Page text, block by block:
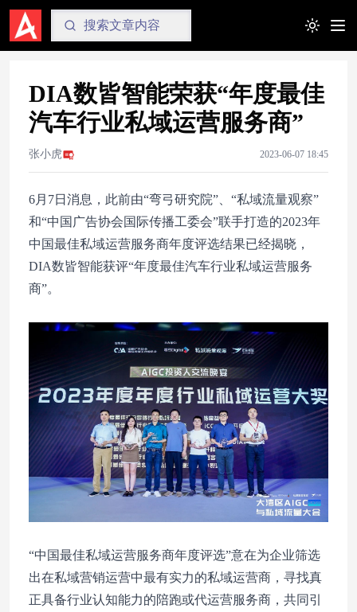
Toggle
DIA数皆智能荣获“年度最佳
汽车行业私域运营服务商”
张小虎 2023-06-07 18:45
6月7日消息，此前由“弯弓研究院”、“私域流量观察”
和“中国广告协会国际传播工委会”联手打造的2023年
中国最佳私域运营服务商年度评选结果已经揭晓，
DIA数皆智能获评“年度最佳汽车行业私域运营服务
商”。
“中国最佳私域运营服务商年度评选”意在为企业筛选
出在私域营销运营中最有实力的私域运营商，寻找真
正具备行业认知能力的陪跑或代运营服务商，共同引